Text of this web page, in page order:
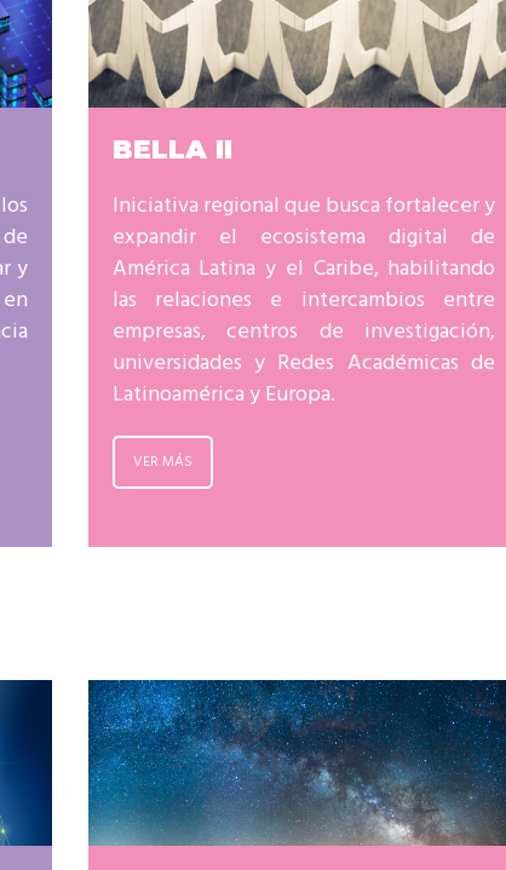
Representantes Técnicos
Cómo integrarse a REUNA
y
BELLA II
Iniciativa regional que busca fortalecer y
expandir el ecosistema digital de
América Latina y el Caribe, habilitando
las relaciones e intercambios entre
empresas, centros de investigación,
universidades y Redes Académicas de
Latinoamérica y Europa.
VER MÁS